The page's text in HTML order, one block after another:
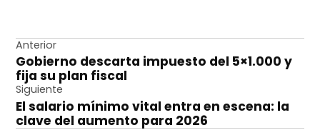
Navegación
de
entradas
Anterior
Gobierno descarta impuesto del 5×1.000 y
fija su plan fiscal
Siguiente
El salario mínimo vital entra en escena: la
clave del aumento para 2026